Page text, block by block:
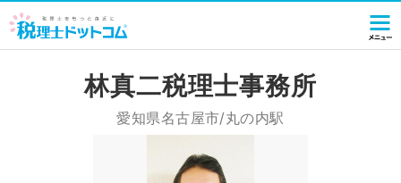
林真二税理士事務所
愛知県名古屋市/丸の内駅